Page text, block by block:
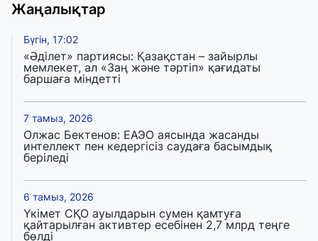
Жаңалықтар
Бүгін, 17:02
«Әділет» партиясы: Қазақстан – зайырлы
мемлекет, ал «Заң және тәртіп» қағидаты
баршаға міндетті
7 тамыз, 2026
Олжас Бектенов: ЕАЭО аясында жасанды
интеллект пен кедергісіз саудаға басымдық
беріледі
6 тамыз, 2026
Үкімет СҚО ауылдарын сумен қамтуға
қайтарылған активтер есебінен 2,7 млрд теңге
бөлді